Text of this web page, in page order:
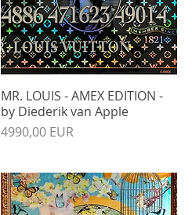
Gyorsnézet
MR. LOUIS - AMEX EDITION -
by Diederik van Apple
Ár
4990,00 EUR